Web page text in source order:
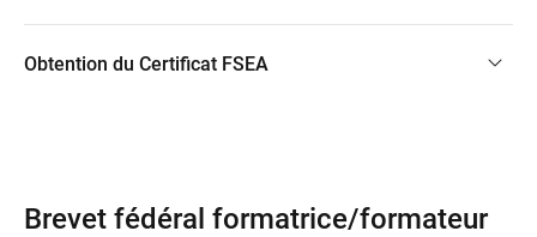
Obtention du Certificat FSEA
Brevet fédéral formatrice/formateur